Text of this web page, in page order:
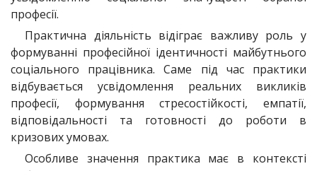
професії.
Практична діяльність відіграє важливу роль у
формуванні професійної ідентичності майбутнього
соціального працівника. Саме під час практики
відбувається усвідомлення реальних викликів
професії, формування стресостійкості, емпатії,
відповідальності та готовності до роботи в
кризових умовах.
Особливе значення практика має в контексті